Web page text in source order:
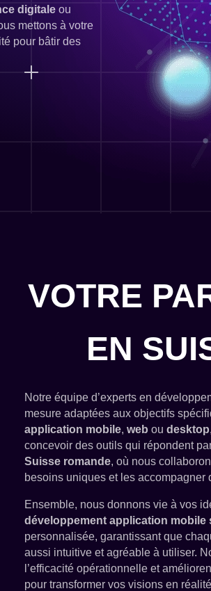
digitale ou
mettons à votre
pour bâtir des
VOTRE
EN
Notre équipe d’experts en
mesure adaptées aux objectifs
application mobile, web ou desktop
concevoir des outils qui répondent
Suisse romande, où nous
besoins uniques et les accompagner
Ensemble, nous donnons vie à vos
développement application mobile
personnalisée, garantissant que
aussi intuitive et agréable à utiliser.
l’efficacité opérationnelle et
pour transformer vos visions en